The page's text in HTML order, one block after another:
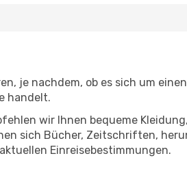
je nachdem, ob es sich um
handelt.
wir Ihnen bequeme
sich Bücher, Zeitschriften,
Einreisebestimmungen.